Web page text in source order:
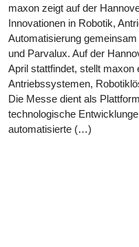
maxon zeigt auf der
Innovationen in Robotik,
Automatisierung
und Parvalux. Auf der
April stattfindet, stellt maxon
Antriebssystemen,
Die Messe dient als
technologische
automatisierte (…)